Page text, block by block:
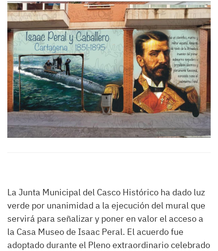
La Junta Municipal del Casco Histórico ha dado luz
verde por unanimidad a la ejecución del mural que
servirá para señalizar y poner en valor el acceso a
la Casa Museo de Isaac Peral. El acuerdo fue
adoptado durante el Pleno extraordinario celebrado